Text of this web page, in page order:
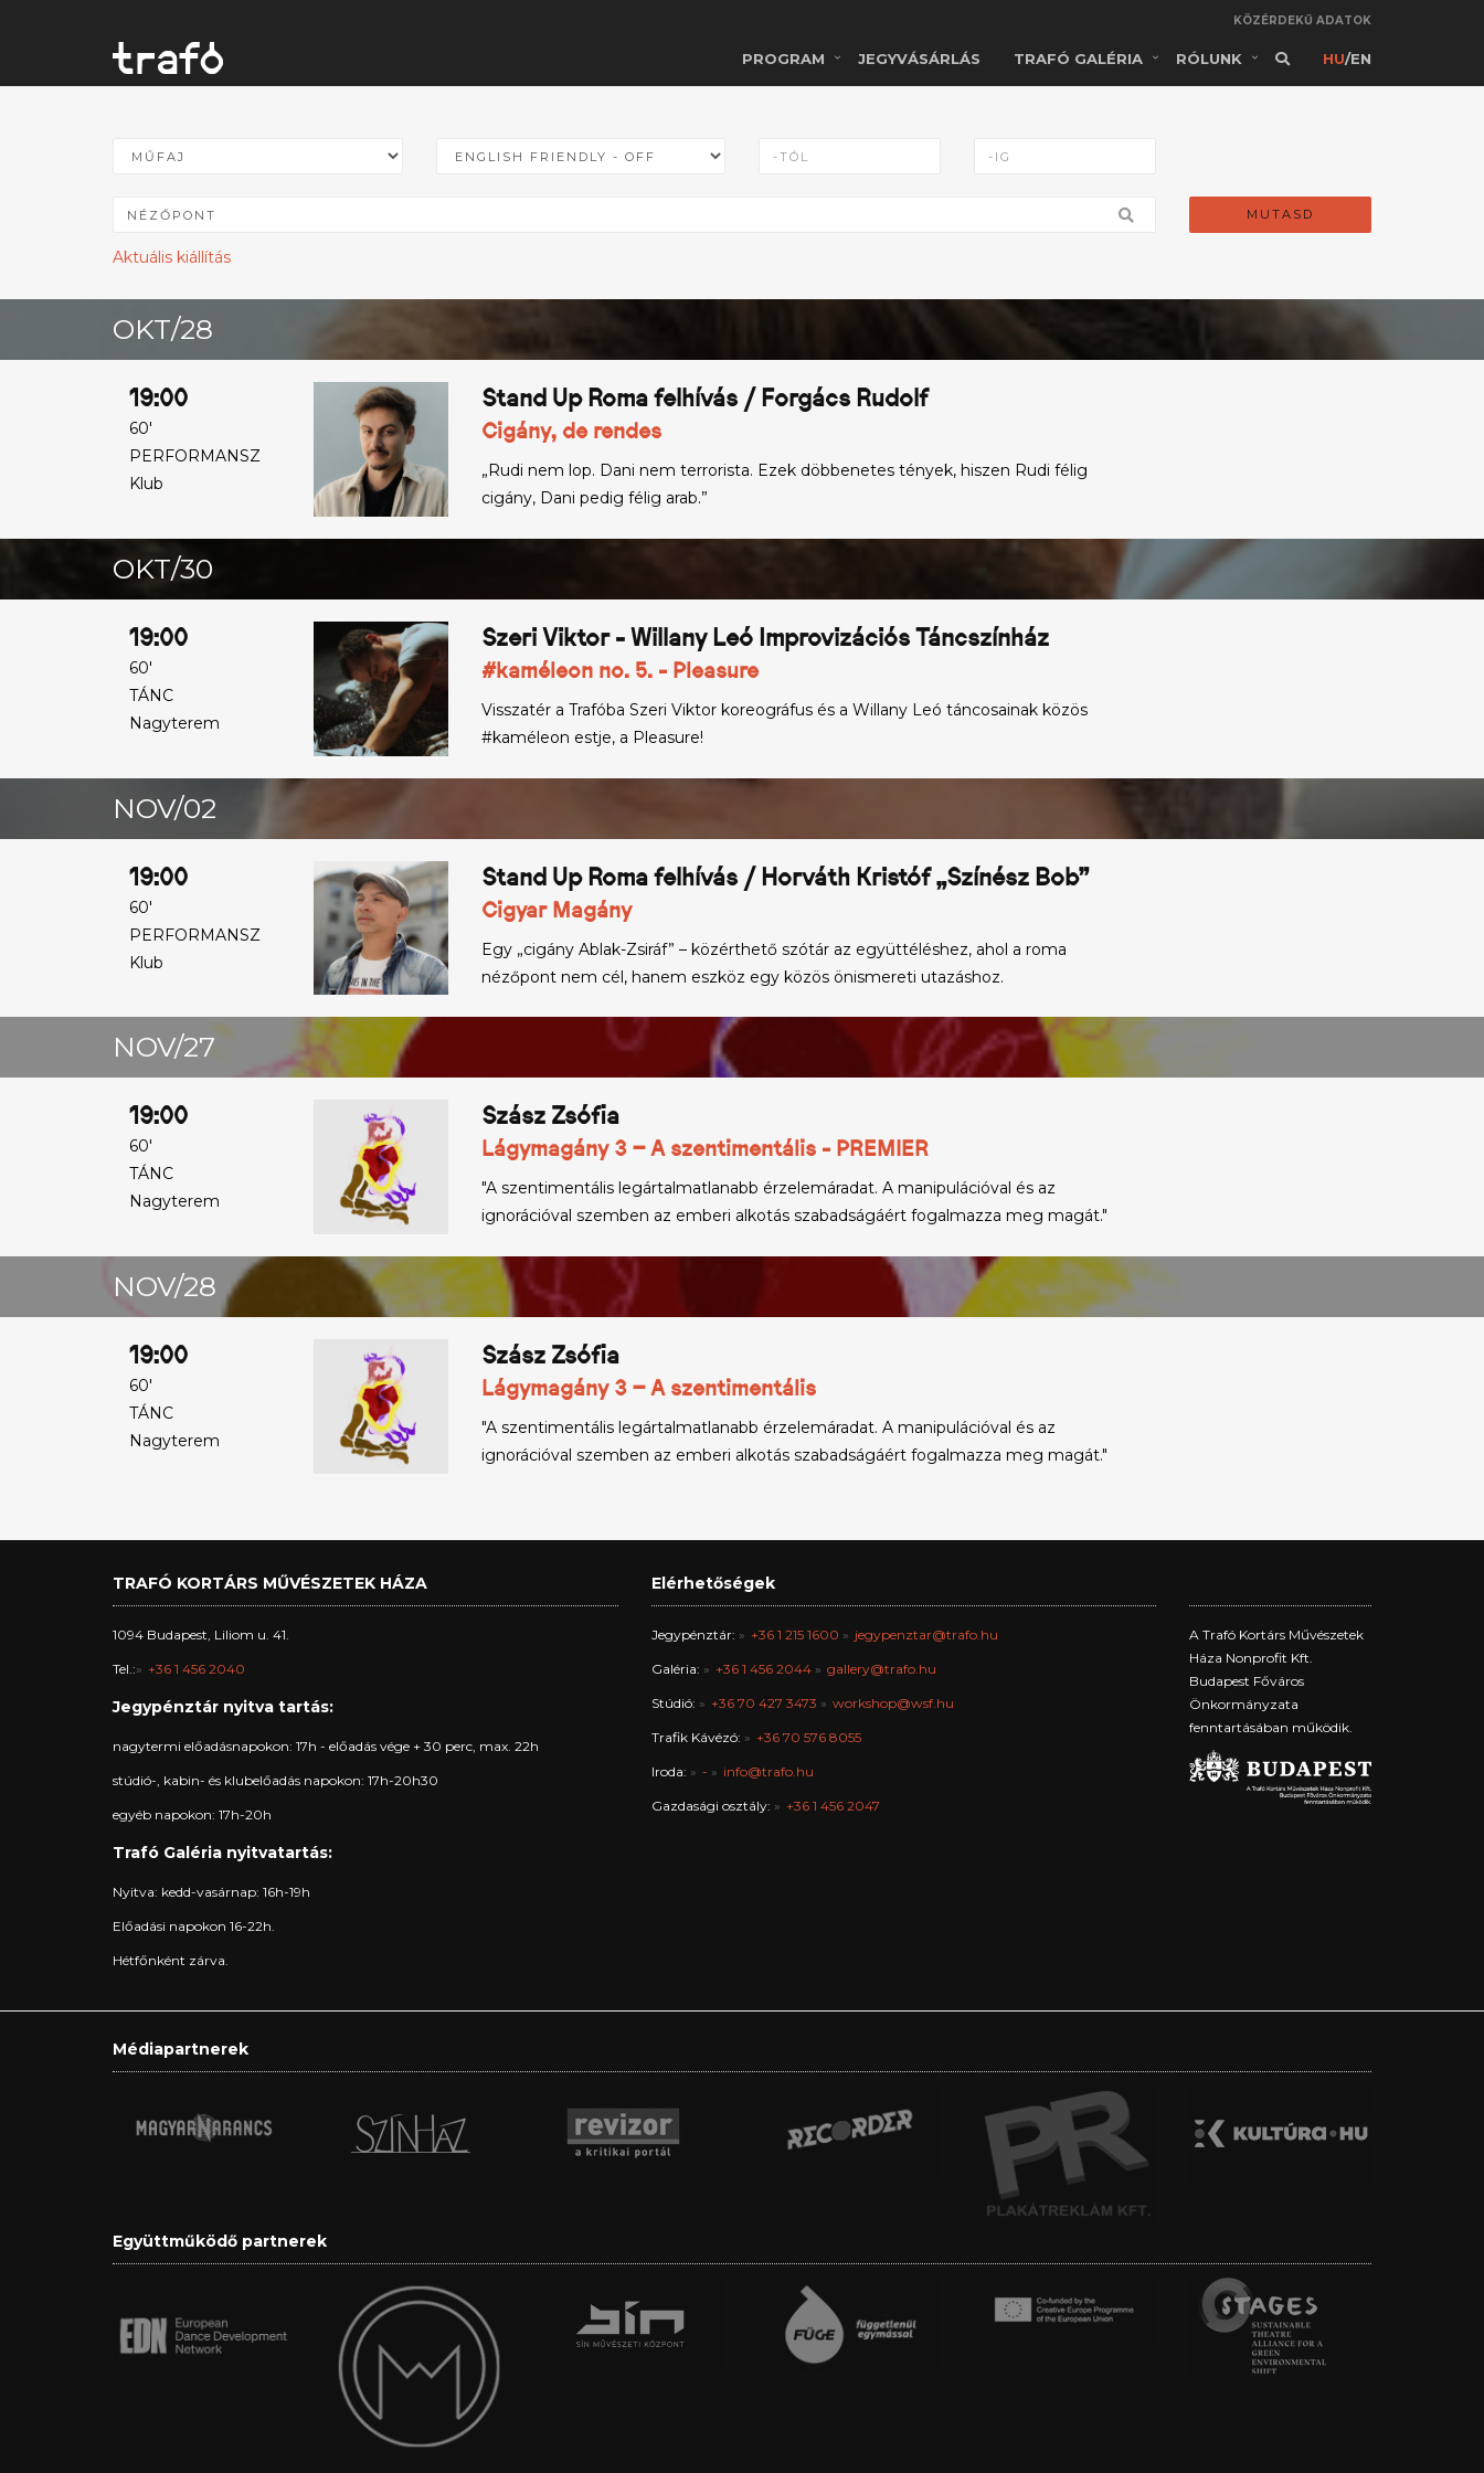
KÖZÉRDEKŰ ADATOK
PROGRAM JEGYVÁSÁRLÁS TRAFÓ GALÉRIA RÓLUNK HU/EN
MUTASD
Aktuális kiállítás
OKT/28
19:00
60'
PERFORMANSZ
Klub
Stand Up Roma felhívás / Forgács Rudolf
Cigány, de rendes
„Rudi nem lop. Dani nem terrorista. Ezek döbbenetes tények, hiszen Rudi félig
cigány, Dani pedig félig arab.”
OKT/30
19:00
60'
TÁNC
Nagyterem
Szeri Viktor - Willany Leó Improvizációs Táncszínház
#kaméleon no. 5. - Pleasure
Visszatér a Trafóba Szeri Viktor koreográfus és a Willany Leó táncosainak közös
#kaméleon estje, a Pleasure!
NOV/02
19:00
60'
PERFORMANSZ
Klub
Stand Up Roma felhívás / Horváth Kristóf „Színész Bob”
Cigyar Magány
Egy „cigány Ablak-Zsiráf” – közérthető szótár az együttéléshez, ahol a roma
nézőpont nem cél, hanem eszköz egy közös önismereti utazáshoz.
NOV/27
19:00
60'
TÁNC
Nagyterem
Szász Zsófia
Lágymagány 3 – A szentimentális - PREMIER
"A szentimentális legártalmatlanabb érzelemáradat. A manipulációval és az
ignorációval szemben az emberi alkotás szabadságáért fogalmazza meg magát."
NOV/28
19:00
60'
TÁNC
Nagyterem
Szász Zsófia
Lágymagány 3 – A szentimentális
"A szentimentális legártalmatlanabb érzelemáradat. A manipulációval és az
ignorációval szemben az emberi alkotás szabadságáért fogalmazza meg magát."
TRAFÓ KORTÁRS MŰVÉSZETEK HÁZA
1094 Budapest, Liliom u. 41.
Tel.: +36 1 456 2040
Jegypénztár nyitva tartás:
nagytermi előadásnapokon: 17h - előadás vége + 30 perc, max. 22h
stúdió-, kabin- és klubelőadás napokon: 17h-20h30
egyéb napokon: 17h-20h
Trafó Galéria nyitvatartás:
Nyitva: kedd-vasárnap: 16h-19h
Előadási napokon 16-22h.
Hétfőnként zárva.
Elérhetőségek
Jegypénztár: +36 1 215 1600 jegypenztar@trafo.hu
Galéria: +36 1 456 2044 gallery@trafo.hu
Stúdió: +36 70 427 3473 workshop@wsf.hu
Trafik Kávézó: +36 70 576 8055
Iroda: - info@trafo.hu
Gazdasági osztály: +36 1 456 2047
A Trafó Kortárs Művészetek
Háza Nonprofit Kft.
Budapest Főváros
Önkormányzata
fenntartásában működik.
Médiapartnerek
Együttműködő partnerek